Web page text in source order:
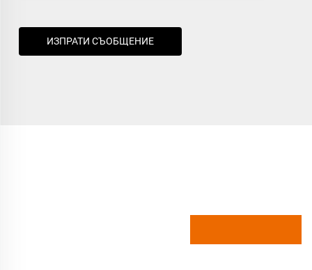
ИЗПРАТИ СЪОБЩЕНИЕ